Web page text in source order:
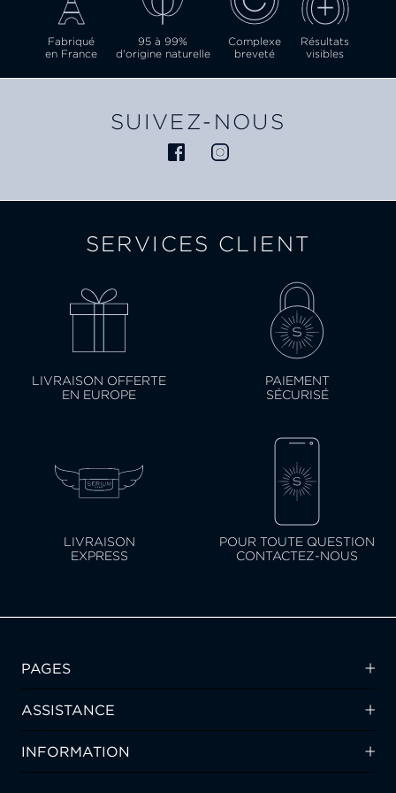
Fabriqué
en France
95 à 99%
d'origine naturelle
Complexe
breveté
Résultats
visibles
SUIVEZ-NOUS
SERVICES CLIENT
LIVRAISON OFFERTE
EN EUROPE
PAIEMENT
SÉCURISÉ
LIVRAISON
EXPRESS
POUR TOUTE QUESTION
CONTACTEZ-NOUS
PAGES
ASSISTANCE
INFORMATION